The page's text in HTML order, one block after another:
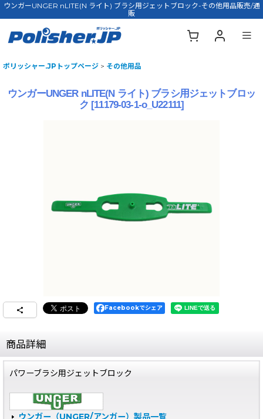
ウンガーUNGER nLITE(N ライト) ブラシ用ジェットブロック-その他用品販売/通
販
ポリッシャー.JPトップページ > その他用品
ウンガーUNGER nLITE(N ライト) ブラシ用ジェットブロッ
ク [11179-03-1-o_U22111]
Facebookでシェア
商品詳細
パワーブラシ用ジェットブロック
ウンガー（UNGER/アンガー）製品一覧